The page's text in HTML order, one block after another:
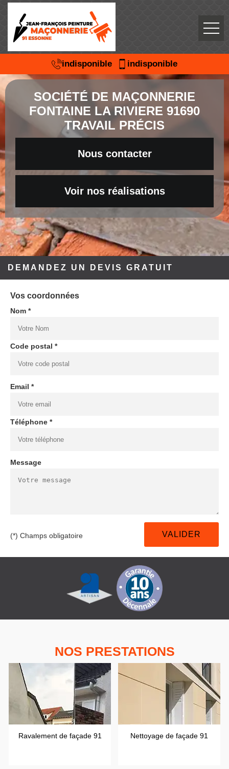
indisponible indisponible
SOCIÉTÉ DE MAÇONNERIE
FONTAINE LA RIVIERE 91690
TRAVAIL PRÉCIS
Nous contacter
Voir nos réalisations
DEMANDEZ UN DEVIS GRATUIT
Vos coordonnées
Nom *
Code postal *
Email *
Téléphone *
Message
(*) Champs obligatoire
NOS PRESTATIONS
Ravalement de façade 91 Nettoyage de façade 91